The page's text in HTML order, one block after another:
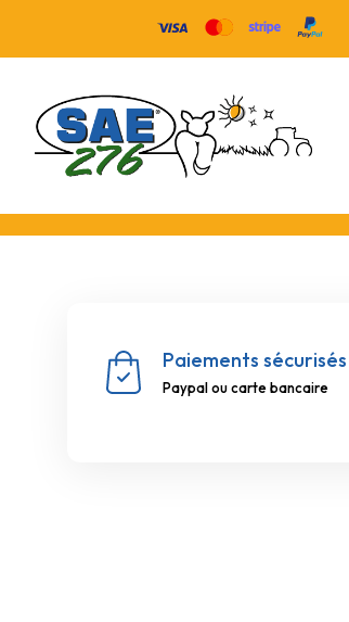
Paiements sécurisés
Paypal ou carte bancaire